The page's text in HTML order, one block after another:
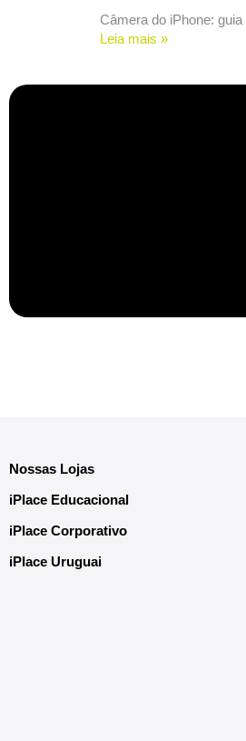
Câmera do iPhone:
Leia mais »
Nossas Lojas
iPlace Educacional
iPlace Corporativo
iPlace Uruguai